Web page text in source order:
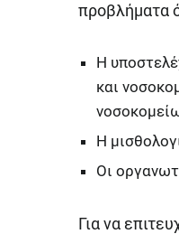
προβλήματα
Η
και
Η
Οι
Για να